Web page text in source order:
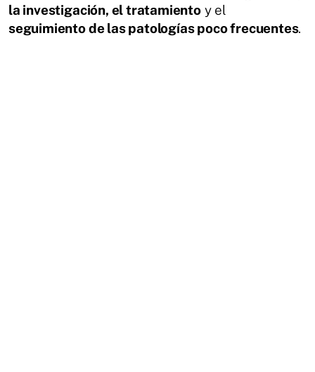
la investigación, el tratamientoy el
seguimiento de las patologías poco frecuentes.